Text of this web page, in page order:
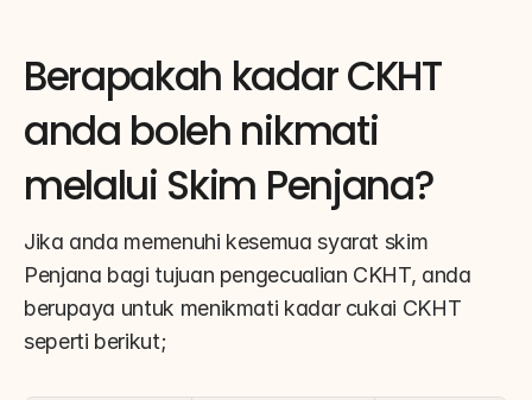
Berapakah kadar CKHT
anda boleh nikmati
melalui Skim Penjana?
Jika anda memenuhi kesemua syarat skim
Penjana bagi tujuan pengecualian CKHT, anda
berupaya untuk menikmati kadar cukai CKHT
seperti berikut;